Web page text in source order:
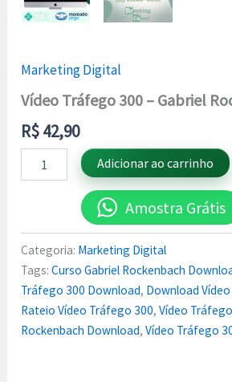
Marketing Digital
Vídeo Tráfego 300 – Gabriel
R$42,90
Adicionar ao carrinho
Amostra Grátis
Categoria: Marketing Digital
Tags:Curso Gabriel Rockenbach
Tráfego 300 Download, Download
Rateio Vídeo Tráfego 300,Vídeo
Rockenbach Download,Vídeo Tráfego